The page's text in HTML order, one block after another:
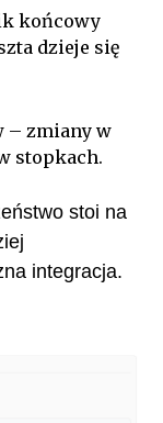
końcowy
dzieje się
– zmiany w
stopkach.
stoi na
integracja.